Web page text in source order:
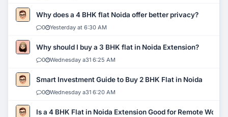
Why does a 4 BHK flat Noida offer better privacy?
0 Yesterday at 6:30 AM
Why should I buy a 3 BHK flat in Noida Extension?
0 Wednesday a31 6:25 AM
Smart Investment Guide to Buy 2 BHK Flat in Noida
0 Wednesday a31 6:20 AM
Is a 4 BHK Flat in Noida Extension Good for Remote Work?